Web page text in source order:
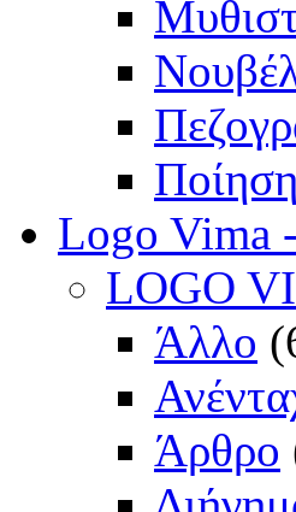
Ποίηση
Logo Vima
LOGO
Άλλο
Άρθρο